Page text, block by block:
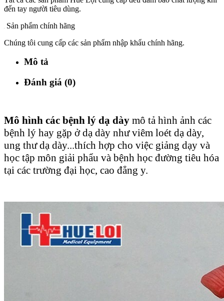
đến tay người tiêu dùng.
Sản phẩm chính hãng
Chúng tôi cung cấp các sản phẩm nhập khẩu chính hãng.
Mô tả
Đánh giá (0)
Mô hình các bệnh lý dạ dày mô tả hình ảnh các
bệnh lý hay gặp ở dạ dày như viêm loét dạ dày,
ung thư dạ dày...thích hợp cho việc giảng dạy và
học tập môn giải phẩu và bệnh học đường tiêu hóa
tại các trường đại học, cao đẳng y.